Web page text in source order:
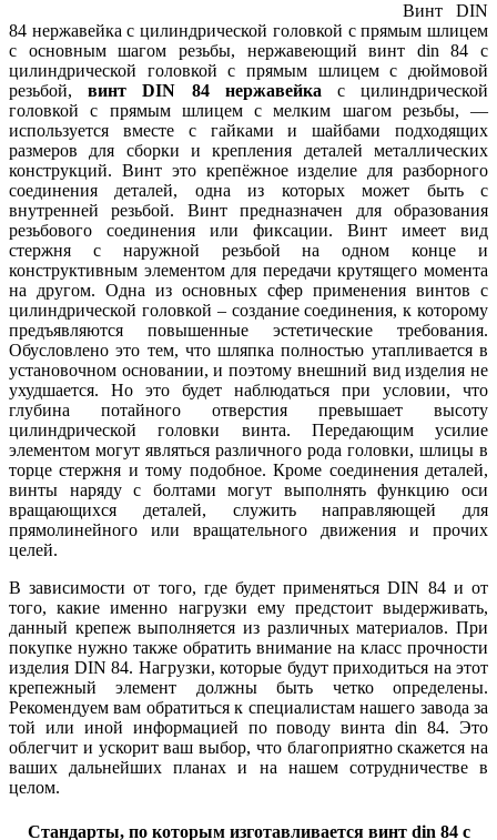
Винт DIN
84 нержавейка с цилиндрической головкой с прямым шлицем
с основным шагом резьбы, нержавеющий винт din 84 с
цилиндрической головкой с прямым шлицем с дюймовой
резьбой,винт DIN 84 нержавейка с цилиндрической
головкой с прямым шлицем с мелким шагом резьбы, —
используется вместе с гайками и шайбами подходящих
размеров для сборки и крепления деталей металлических
конструкций. Винт это крепёжное изделие для разборного
соединения деталей, одна из которых может быть с
внутренней резьбой. Винт предназначен для образования
резьбового соединения или фиксации. Винт имеет вид
стержня с наружной резьбой на одном конце и
конструктивным элементом для передачи крутящего момента
на другом. Одна из основных сфер применения винтов с
цилиндрической головкой – создание соединения, к которому
предъявляются повышенные эстетические требования.
Обусловлено это тем, что шляпка полностью утапливается в
установочном основании, и поэтому внешний вид изделия не
ухудшается. Но это будет наблюдаться при условии, что
глубина потайного отверстия превышает высоту
цилиндрической головки винта. Передающим усилие
элементом могут являться различного рода головки, шлицы в
торце стержня и тому подобное. Кроме соединения деталей,
винты наряду с болтами могут выполнять функцию оси
вращающихся деталей, служить направляющей для
прямолинейного или вращательного движения и прочих
целей.
В зависимости от того, где будет применяться DIN 84 и от
того, какие именно нагрузки ему предстоит выдерживать,
данный крепеж выполняется из различных материалов. При
покупке нужно также обратить внимание на класс прочности
изделия DIN 84. Нагрузки, которые будут приходиться на этот
крепежный элемент должны быть четко определены.
Рекомендуем вам обратиться к специалистам нашего завода за
той или иной информацией по поводу винта din 84. Это
облегчит и ускорит ваш выбор, что благоприятно скажется на
ваших дальнейших планах и на нашем сотрудничестве в
целом.
Стандарты, по которым изготавливается винт din 84 с